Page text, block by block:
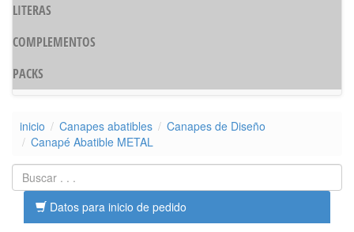
LITERAS
COMPLEMENTOS
PACKS
inicio Canapes abatibles
Canapes de Diseño
Canapé Abatible METAL
Datos para inicio de pedido